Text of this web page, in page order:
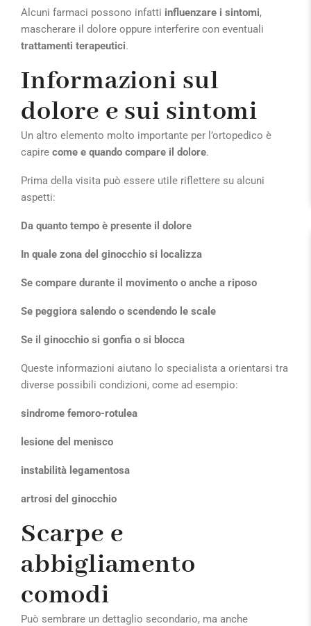
Alcuni farmaci possono infatti influenzare i sintomi,
mascherare il dolore oppure interferire con eventuali
trattamenti terapeutici.
Informazioni sul
dolore e sui sintomi
Un altro elemento molto importante per l’ortopedico è
capire come e quando compare il dolore.
Prima della visita può essere utile riflettere su alcuni
aspetti:
Da quanto tempo è presente il dolore
In quale zona del ginocchio si localizza
Se compare durante il movimento o anche a riposo
Se peggiora salendo o scendendo le scale
Se il ginocchio si gonfia o si blocca
Queste informazioni aiutano lo specialista a orientarsi tra
diverse possibili condizioni, come ad esempio:
sindrome femoro-rotulea
lesione del menisco
instabilità legamentosa
artrosi del ginocchio
Scarpe e
abbigliamento
comodi
Può sembrare un dettaglio secondario, ma anche